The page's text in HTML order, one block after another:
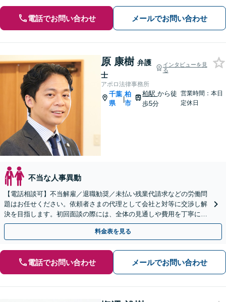
電話でお問い合わせ メールでお問い合わせ
原 康樹 弁護
士
インタビューを見
る
アポロ法律事務所
千葉
県
|
柏
市
柏駅から徒
歩5分
営業時間：本日
定休日
不当な人事異動
【電話相談可】不当解雇／退職勧奨／未払い残業代請求などの労働問
題はお任せください。依頼者さまの代理として会社と対等に交渉し解
決を目指します。初回面談の際には、全体の見通しや費用を丁寧にご
説明します【柏駅5分】
料金表を見る
電話でお問い合わせ メールでお問い合わせ